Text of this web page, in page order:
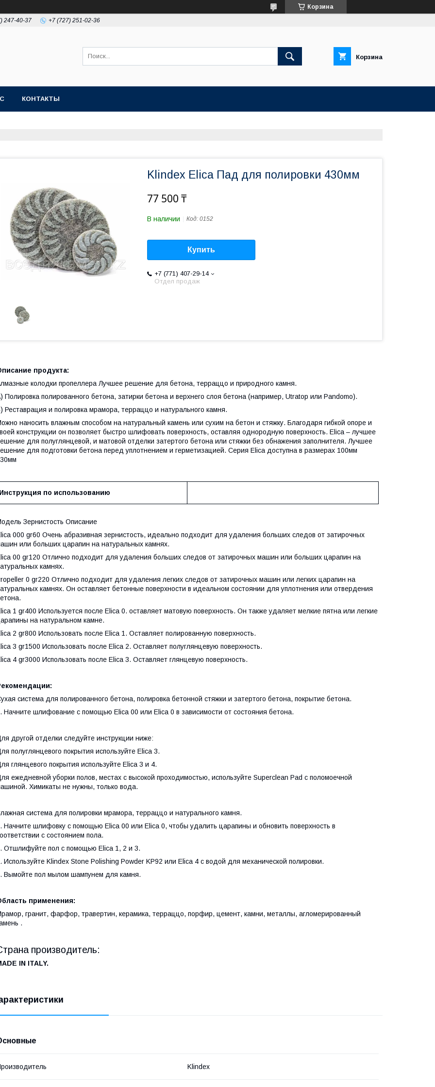
Корзина
247-40-37 +7 (727) 251-02-36
Корзина
КОНТАКТЫ
Klindex Elica Пад для полировки 430мм
77 500 ₸
В наличии Код: 0152
Купить
+7 (771) 407-29-14
Отдел продаж
продукта:
колодки пропеллера Лучшее решение для бетона, терраццо и природного камня.
Полировка полированного бетона, затирки бетона и верхнего слоя бетона (например, Utratop или Pandomo).
Реставрация и полировка мрамора, терраццо и натурального камня.
наносить влажным способом на натуральный камень или сухим на бетон и стяжку. Благодаря гибкой опоре и
конструкции он позволяет быстро шлифовать поверхность, оставляя однородную поверхность. Elica – лучшее
для полуглянцевой, и матовой отделки затертого бетона или стяжки без обнажения заполнителя. Лучшее
для подготовки бетона перед уплотнением и герметизацией. Серия Elica доступна в размерах 100мм
Инструкция по использованию
Зернистость Описание
000 gr60 Очень абразивная зернистость, идеально подходит для удаления больших следов от затирочных
или больших царапин на натуральных камнях.
00 gr120 Отлично подходит для удаления больших следов от затирочных машин или больших царапин на
камнях.
0 gr220 Отлично подходит для удаления легких следов от затирочных машин или легких царапин на
камнях. Он оставляет бетонные поверхности в идеальном состоянии для уплотнения или отвердения
1 gr400 Используется после Elica 0. оставляет матовую поверхность. Он также удаляет мелкие пятна или легкие
на натуральном камне.
2 gr800 Использовать после Elica 1. Оставляет полированную поверхность.
3 gr1500 Использовать после Elica 2. Оставляет полуглянцевую поверхность.
4 gr3000 Использовать после Elica 3. Оставляет глянцевую поверхность.
система для полированного бетона, полировка бетонной стяжки и затертого бетона, покрытие бетона.
Начните шлифование с помощью Elica 00 или Elica 0 в зависимости от состояния бетона.
другой отделки следуйте инструкции ниже:
полуглянцевого покрытия используйте Elica 3.
глянцевого покрытия используйте Elica 3 и 4.
ежедневной уборки полов, местах с высокой проходимостью, используйте Superclean Pad с поломоечной
Химикаты не нужны, только вода.
система для полировки мрамора, терраццо и натурального камня.
Начните шлифовку с помощью Elica 00 или Elica 0, чтобы удалить царапины и обновить поверхность в
с состоянием пола.
Отшлифуйте пол с помощью Elica 1, 2 и 3.
Используйте Klindex Stone Polishing Powder KP92 или Elica 4 с водой для механической полировки.
Вымойте пол мылом шампунем для камня.
применения:
гранит, фарфор, травертин, керамика, терраццо, порфир, цемент, камни, металлы, агломерированный
.
производитель:
IN ITALY.
Klindex